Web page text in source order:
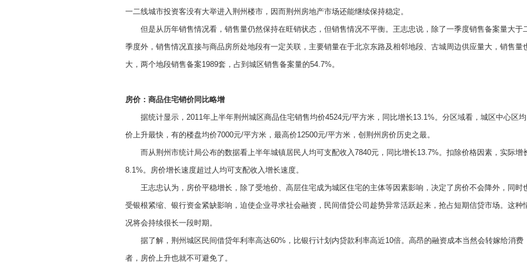
一二线城市投资客没有大举进入荆州楼市，因而荆州房地产市场还能继续保持稳定。
但是从历年销售情况看，销售量仍然保持在旺销状态，但销售情况不平衡。王志忠说，除了一季度销售备案量大于
季度外，销售情况直接与商品房所处地段有一定关联，主要销量在于北京东路及相邻地段、古城周边供应量大，销售量
大，两个地段销售备案1989套，占到城区销售备案量的54.7%。
房价：商品住宅销价同比略增
据统计显示，2011年上半年荆州城区商品住宅销售均价4524元/平方米，同比增长13.1%。分区域看，城区中心区均
价上升最快，有的楼盘均价7000元/平方米，最高价12500元/平方米，创荆州房价历史之最。
而从荆州市统计局公布的数据看上半年城镇居民人均可支配收入7840元，同比增长13.7%。扣除价格因素，实际增
8.1%。房价增长速度超过人均可支配收入增长速度。
王志忠认为，房价平稳增长，除了受地价、高层住宅成为城区住宅的主体等因素影响，决定了房价不会降外，同时
受银根紧缩、银行资金紧缺影响，迫使企业寻求社会融资，民间借贷公司趁势异常活跃起来，抢占短期信贷市场。这种
况将会持续很长一段时期。
据了解，荆州城区民间借贷年利率高达60%，比银行计划内贷款利率高近10倍。高昂的融资成本当然会转嫁给消费
者，房价上升也就不可避免了。